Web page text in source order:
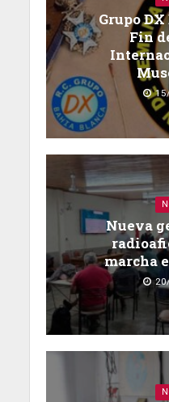
Grupo
Fin
Nueva
marcha